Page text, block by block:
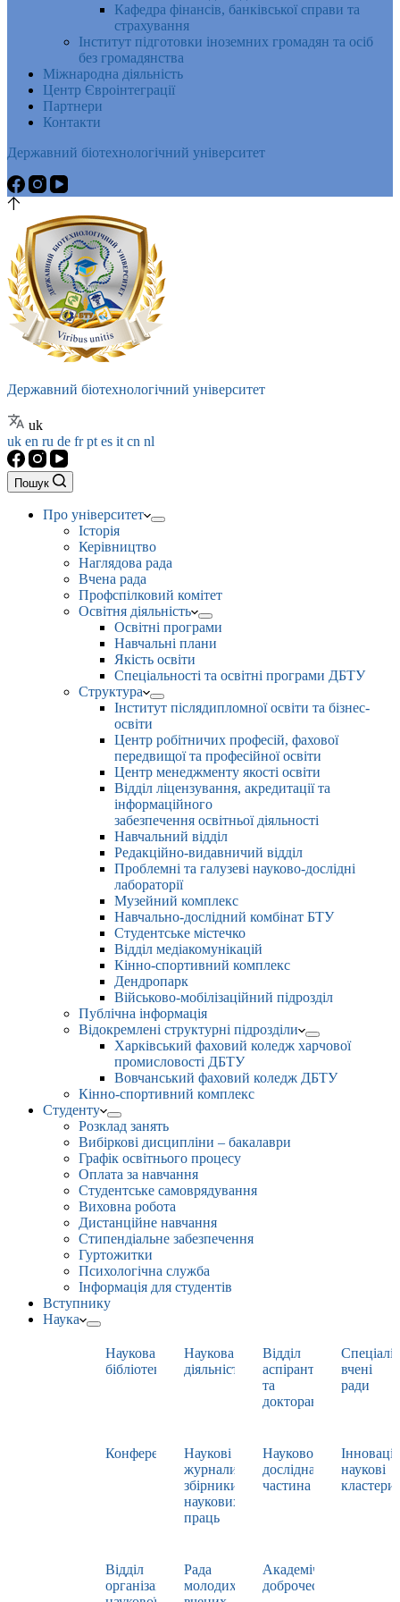
Кафедра фінансів, банківської справи та
страхування
Інститут підготовки іноземних громадян та осіб
без громадянства
Міжнародна діяльність
Центр Євроінтеграції
Партнери
Контакти
Державний біотехнологічний університет
Державний біотехнологічний університет
uk
uk en ru de frpt es it cn nl
Пошук
Про університет
Історія
Керівництво
Наглядова рада
Вчена рада
Профспілковий комітет
Освітня діяльність
Освітні програми
Навчальні плани
Якість освіти
Спеціальності та освітні програми ДБТУ
Структура
Інститут післядипломної освіти та бізнес-
освіти
Центр робітничих професій, фахової
передвищої та професійної освіти
Центр менеджменту якості освіти
Відділ ліцензування, акредитації та
інформаційного
забезпечення освітньої діяльності
Навчальний відділ
Редакційно-видавничий відділ
Проблемні та галузеві науково-дослідні
лабораторії
Музейний комплекс
Навчально-дослідний комбінат БТУ
Студентське містечко
Відділ медіакомунікацій
Кінно-спортивний комплекс
Дендропарк
Військово-мобілізаційний підрозділ
Публічна інформація
Відокремлені структурні підрозділи
Харківський фаховий коледж харчової
промисловості ДБТУ
Вовчанський фаховий коледж ДБТУ
Кінно-спортивний комплекс
Студенту
Розклад занять
Вибіркові дисципліни – бакалаври
Графік освітнього процесу
Оплата за навчання
Студентське самоврядування
Виховна робота
Дистанційне навчання
Стипендіальне забезпечення
Гуртожитки
Психологічна служба
Інформація для студентів
Вступнику
Наука
Наукова
бібліотека
Наукова
діяльність
Відділ
аспірантури
та
докторантури
вчені
ради
Конференції
Наукові
журнали,
збірники
наукових
праць
Науково-
дослідна
частина
наукові
кластери
Відділ
організації
Рада
молодих
Академічна
доброчесність